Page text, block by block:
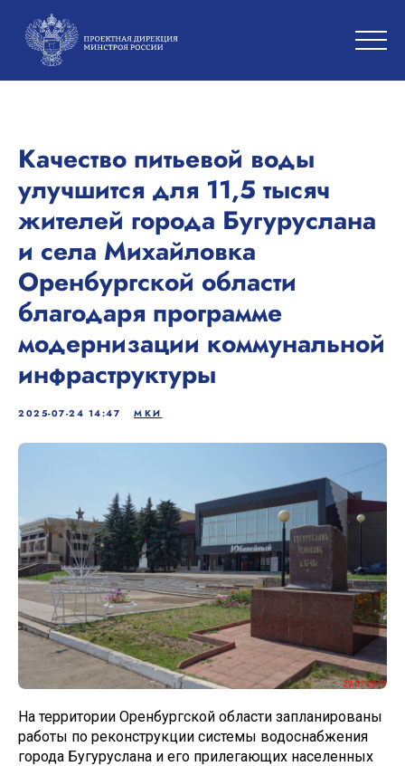
Качество питьевой воды
улучшится для 11,5 тысяч
жителей города Бугуруслана
и села Михайловка
Оренбургской области
благодаря программе
модернизации коммунальной
инфраструктуры
2025-07-24 14:47 МКИ
На территории Оренбургской области запланированы
работы по реконструкции системы водоснабжения
города Бугуруслана и его прилегающих населенных